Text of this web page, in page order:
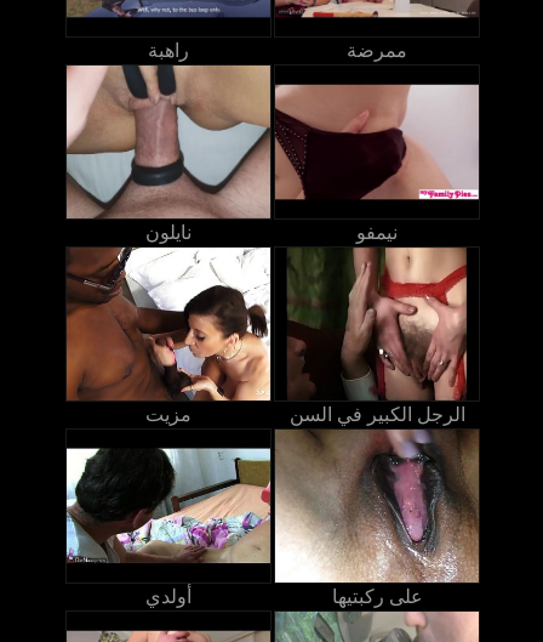
راهبة ممرضة
نايلون نيمفو
مزيت الرجل الكبير في السن
أولدي على ركبتيها